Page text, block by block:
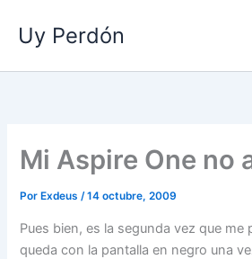
contenido
Uy Perdón
Mi Aspire One no
Por Exdeus/14 octubre, 2009
Pues bien, es la segunda vez que me
queda con la pantalla en negro una